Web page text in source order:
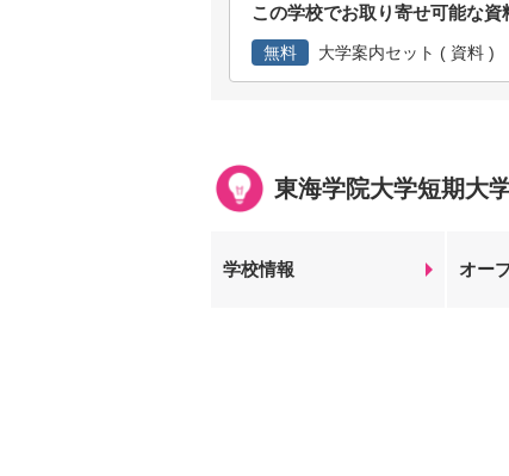
この学校でお取り寄せ可能な資
無料 大学案内セット ( 資料 )
東海学院大学短期大
学校情報 オー